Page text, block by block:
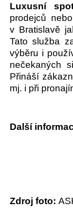
Luxusní
prodejců
v Bratislavě
Tato služba
výběru i
nečekaných
Přináší
mj. i při
Další
Zdroj foto: